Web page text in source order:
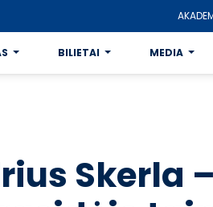
BILIETAI MEDIA
Skerla